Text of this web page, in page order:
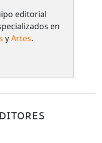
editorial
en
yArtes.